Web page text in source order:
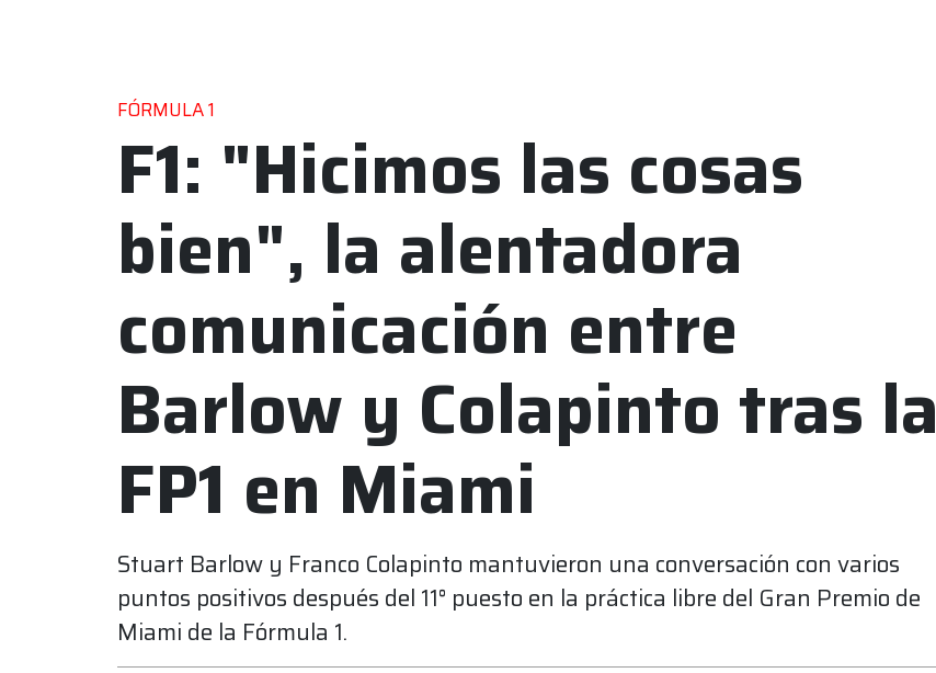
FÓRMULA 1
F1: "Hicimos las cosas
bien", la alentadora
comunicación entre
Barlow y Colapinto tras la
FP1 en Miami
Stuart Barlow y Franco Colapinto mantuvieron una conversación con varios
puntos positivos después del 11° puesto en la práctica libre del Gran Premio de
Miami de la Fórmula 1.